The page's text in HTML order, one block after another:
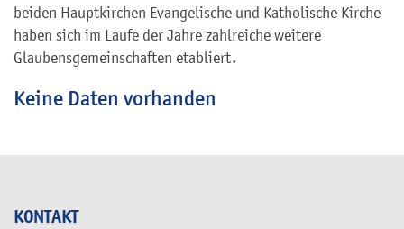
KONTAKT
beiden Hauptkirchen Evangelische und Katholische Kirche
haben sich im Laufe der Jahre zahlreiche weitere
Glaubensgemeinschaften etabliert.
Keine Daten vorhanden